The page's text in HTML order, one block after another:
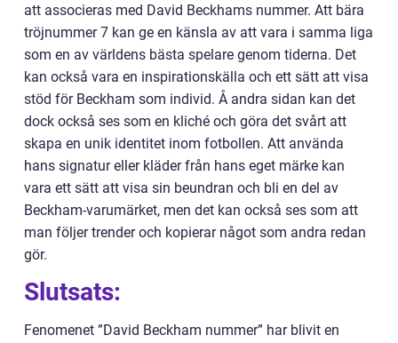
att associeras med David Beckhams nummer. Att bära
tröjnummer 7 kan ge en känsla av att vara i samma liga
som en av världens bästa spelare genom tiderna. Det
kan också vara en inspirationskälla och ett sätt att visa
stöd för Beckham som individ. Å andra sidan kan det
dock också ses som en kliché och göra det svårt att
skapa en unik identitet inom fotbollen. Att använda
hans signatur eller kläder från hans eget märke kan
vara ett sätt att visa sin beundran och bli en del av
Beckham-varumärket, men det kan också ses som att
man följer trender och kopierar något som andra redan
gör.
Slutsats:
Fenomenet ”David Beckham nummer” har blivit en